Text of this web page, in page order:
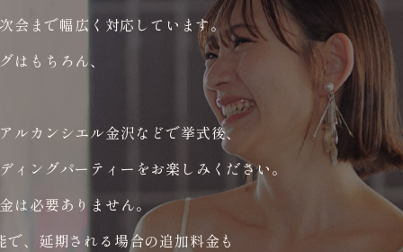
会まで幅広く対応しています。
はもちろん、
ルカンシエル金沢などで挙式後、
ィングパーティーをお楽しみください。
は必要ありません。
、延期される場合の追加料金も